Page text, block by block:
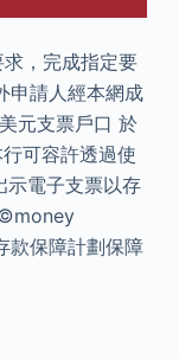
，完成指定要
申請人經本網成
元支票戶口 於
可容許透過使
示電子支票以存
款保障計劃保障